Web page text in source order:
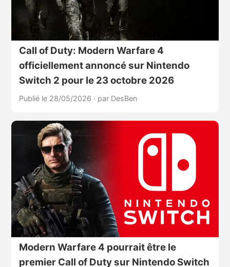
Call of Duty: Modern Warfare 4
officiellement annoncé sur Nintendo
Switch 2 pour le 23 octobre 2026
Publié le 28/05/2026 · par DesBen
Modern Warfare 4 pourrait être le
premier Call of Duty sur Nintendo Switch